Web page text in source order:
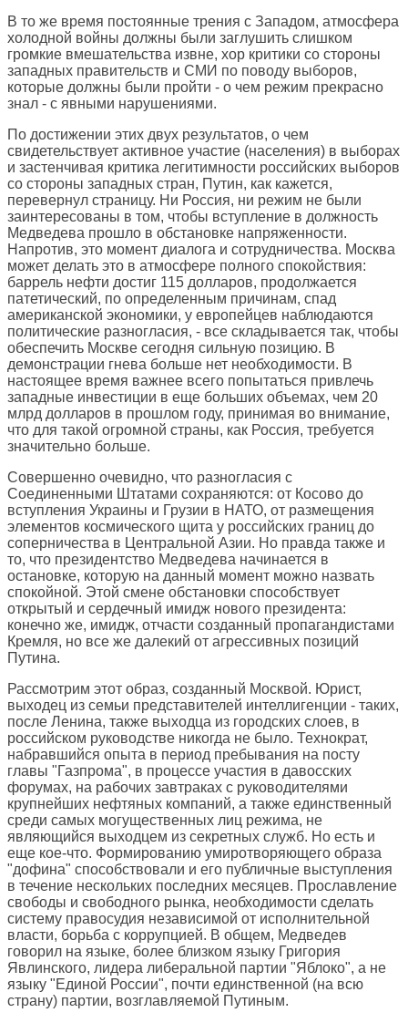
В то же время постоянные трения с Западом, атмосфера
холодной войны должны были заглушить слишком
громкие вмешательства извне, хор критики со стороны
западных правительств и СМИ по поводу выборов,
которые должны были пройти - о чем режим прекрасно
знал - с явными нарушениями.
По достижении этих двух результатов, о чем
свидетельствует активное участие (населения) в выборах
и застенчивая критика легитимности российских выборов
со стороны западных стран, Путин, как кажется,
перевернул страницу. Ни Россия, ни режим не были
заинтересованы в том, чтобы вступление в должность
Медведева прошло в обстановке напряженности.
Напротив, это момент диалога и сотрудничества. Москва
может делать это в атмосфере полного спокойствия:
баррель нефти достиг 115 долларов, продолжается
патетический, по определенным причинам, спад
американской экономики, у европейцев наблюдаются
политические разногласия, - все складывается так, чтобы
обеспечить Москве сегодня сильную позицию. В
демонстрации гнева больше нет необходимости. В
настоящее время важнее всего попытаться привлечь
западные инвестиции в еще больших объемах, чем 20
млрд долларов в прошлом году, принимая во внимание,
что для такой огромной страны, как Россия, требуется
значительно больше.
Совершенно очевидно, что разногласия с
Соединенными Штатами сохраняются: от Косово до
вступления Украины и Грузии в НАТО, от размещения
элементов космического щита у российских границ до
соперничества в Центральной Азии. Но правда также и
то, что президентство Медведева начинается в
остановке, которую на данный момент можно назвать
спокойной. Этой смене обстановки способствует
открытый и сердечный имидж нового президента:
конечно же, имидж, отчасти созданный пропагандистами
Кремля, но все же далекий от агрессивных позиций
Путина.
Рассмотрим этот образ, созданный Москвой. Юрист,
выходец из семьи представителей интеллигенции - таких,
после Ленина, также выходца из городских слоев, в
российском руководстве никогда не было. Технократ,
набравшийся опыта в период пребывания на посту
главы "Газпрома", в процессе участия в давосских
форумах, на рабочих завтраках с руководителями
крупнейших нефтяных компаний, а также единственный
среди самых могущественных лиц режима, не
являющийся выходцем из секретных служб. Но есть и
еще кое-что. Формированию умиротворяющего образа
"дофина" способствовали и его публичные выступления
в течение нескольких последних месяцев. Прославление
свободы и свободного рынка, необходимости сделать
систему правосудия независимой от исполнительной
власти, борьба с коррупцией. В общем, Медведев
говорил на языке, более близком языку Григория
Явлинского, лидера либеральной партии "Яблоко", а не
языку "Единой России", почти единственной (на всю
страну) партии, возглавляемой Путиным.